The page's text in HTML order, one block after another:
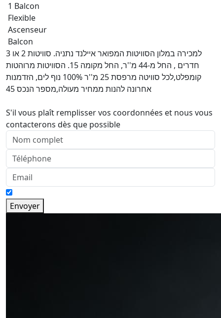
1 Balcon
Flexible
Ascenseur
Balcon
למכירה במלון הסוויטות המפואר איילנד נתניה. סוויטות 2 או 3
חדרים , החל מ-44 מ''ר, החל מקומה 15. הסוויטות מרוהטות
קומפלט,לכל סוויטה מרפסת 25 מ''ר 100% נוף לים, הזדמנות
אחרונה להנות ממחיר מעולה,מספר הנכס 45
S'il vous plaît remplisser vos coordonnées et nous vous
contacterons dès que possible
Envoyer